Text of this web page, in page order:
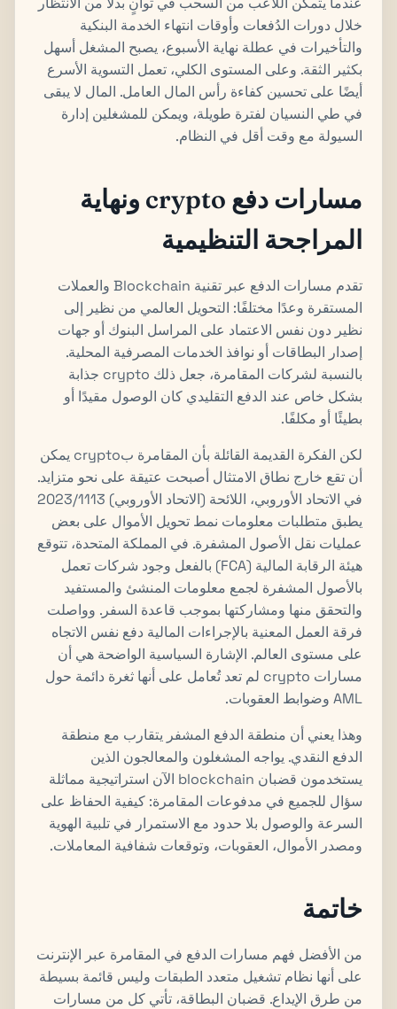
خلال دورات الدُفعات وأوقات انتهاء الخدمة البنكية
والتأخيرات في عطلة نهاية الأسبوع، يصبح المشغل أسهل
بكثير الثقة. وعلى المستوى الكلي، تعمل التسوية الأسرع
أيضًا على تحسين كفاءة رأس المال العامل. المال لا يبقى
في طي النسيان لفترة طويلة، ويمكن للمشغلين إدارة
السيولة مع وقت أقل في النظام.
مسارات دفع crypto ونهاية
المراجحة التنظيمية
تقدم مسارات الدفع عبر تقنية Blockchain والعملات
المستقرة وعدًا مختلفًا: التحويل العالمي من نظير إلى
نظير دون نفس الاعتماد على المراسل البنوك أو جهات
إصدار البطاقات أو نوافذ الخدمات المصرفية المحلية.
بالنسبة لشركات المقامرة، جعل ذلك crypto جذابة
بشكل خاص عند الدفع التقليدي كان الوصول مقيدًا أو
بطيئًا أو مكلفًا.
لكن الفكرة القديمة القائلة بأن المقامرة بcrypto يمكن
أن تقع خارج نطاق الامتثال أصبحت عتيقة على نحو متزايد.
في الاتحاد الأوروبي، اللائحة (الاتحاد الأوروبي) 2023/1113
يطبق متطلبات معلومات نمط تحويل الأموال على بعض
عمليات نقل الأصول المشفرة. في المملكة المتحدة، تتوقع
هيئة الرقابة المالية (FCA) بالفعل وجود شركات تعمل
بالأصول المشفرة لجمع معلومات المنشئ والمستفيد
والتحقق منها ومشاركتها بموجب قاعدة السفر. وواصلت
فرقة العمل المعنية بالإجراءات المالية دفع نفس الاتجاه
على مستوى العالم. الإشارة السياسية الواضحة هي أن
مسارات crypto لم تعد تُعامل على أنها ثغرة دائمة حول
AML وضوابط العقوبات.
وهذا يعني أن منطقة الدفع المشفر يتقارب مع منطقة
الدفع النقدي. يواجه المشغلون والمعالجون الذين
يستخدمون قضبان blockchain الآن استراتيجية مماثلة
سؤال للجميع في مدفوعات المقامرة: كيفية الحفاظ على
السرعة والوصول بلا حدود مع الاستمرار في تلبية الهوية
ومصدر الأموال، العقوبات، وتوقعات شفافية المعاملات.
خاتمة
من الأفضل فهم مسارات الدفع في المقامرة عبر الإنترنت
على أنها نظام تشغيل متعدد الطبقات وليس قائمة بسيطة
من طرق الإيداع. قضبان البطاقة، تأتي كل من مسارات